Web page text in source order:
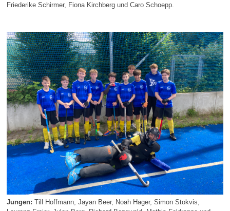
Friederike Schirmer, Fiona Kirchberg und Caro Schoepp.
Jungen: Till Hoffmann, Jayan Beer, Noah Hager, Simon Stokvis,